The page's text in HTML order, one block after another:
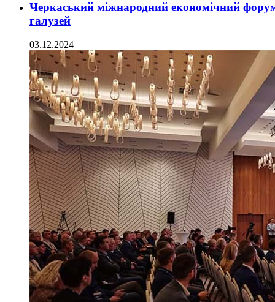
Черкаський міжнародний економічний форум
галузей
03.12.2024